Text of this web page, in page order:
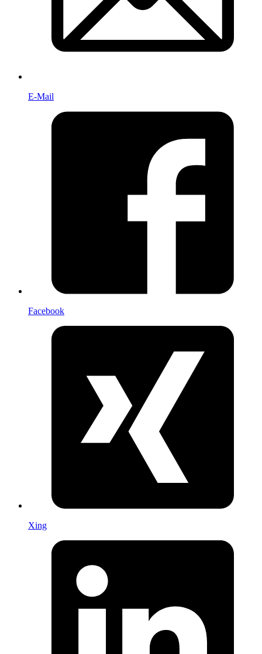
E-Mail
Facebook
Xing